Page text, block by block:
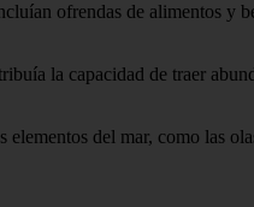
ofrendas de alimentos y
la capacidad de traer
del mar, como las